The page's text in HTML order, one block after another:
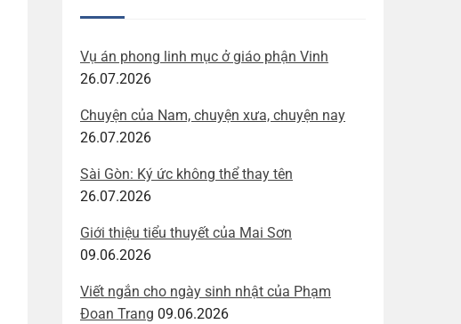
Vụ án phong linh mục ở giáo phận Vinh
26.07.2026
Chuyện của Nam, chuyện xưa, chuyện nay
26.07.2026
Sài Gòn: Ký ức không thể thay tên
26.07.2026
Giới thiệu tiểu thuyết của Mai Sơn
09.06.2026
Viết ngắn cho ngày sinh nhật của Phạm
Đoan Trang 09.06.2026